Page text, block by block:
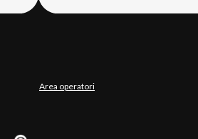
Area operatori